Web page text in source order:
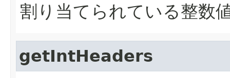
割り当てられている整数
getIntHeaders